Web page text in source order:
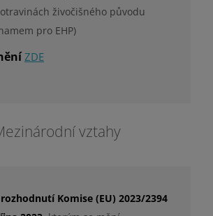
živočišného původu
pro EHP)
ZDE
vztahy
Komise (EU) 2023/2394